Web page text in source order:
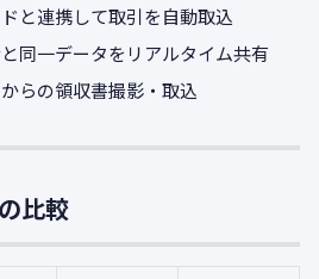
と連携して取引を自動取込
同一データをリアルタイム共有
らの領収書撮影・取込
比較